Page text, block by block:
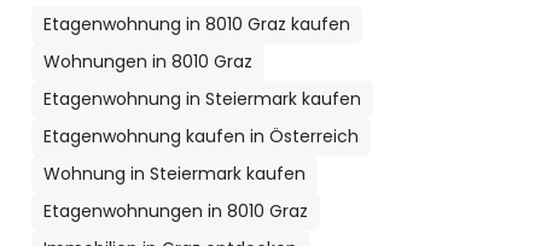
Etagenwohnung in 8010 Graz kaufen
Wohnungen in 8010 Graz
Etagenwohnung in Steiermark kaufen
Etagenwohnung kaufen in Österreich
Wohnung in Steiermark kaufen
Etagenwohnungen in 8010 Graz